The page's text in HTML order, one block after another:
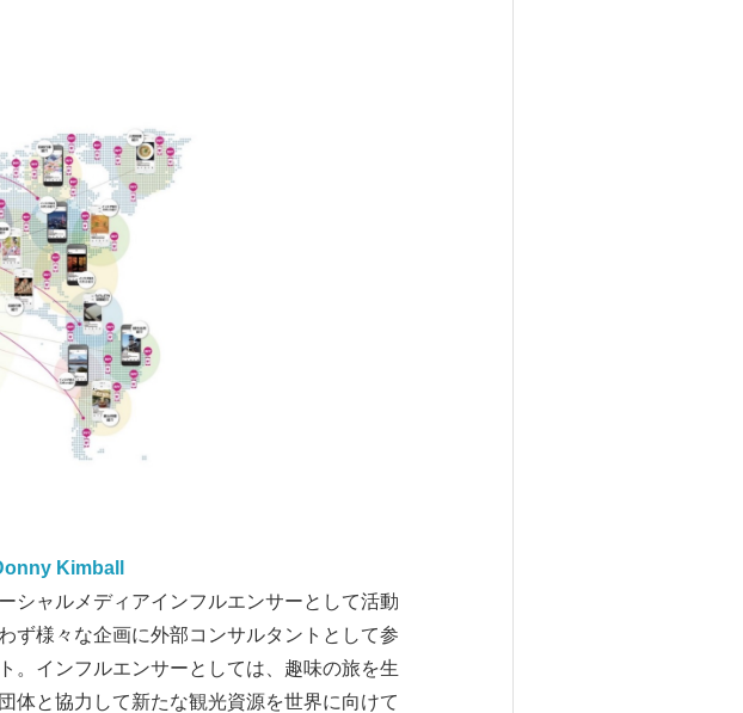
Kimball
シャルメディアインフルエンサーとして活動
ず様々な企画に外部コンサルタントとして参
。インフルエンサーとしては、趣味の旅を生
体と協力して新たな観光資源を世界に向けて